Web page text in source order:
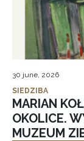
30 june, 2026
SIEDZIBA
MARIAN
OKOLICE.
MUZEUM